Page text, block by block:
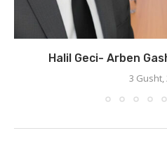
Halil Geci- Arben
3 Gusht,